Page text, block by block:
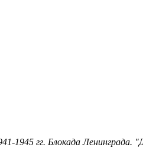
1945 гг. Блокада